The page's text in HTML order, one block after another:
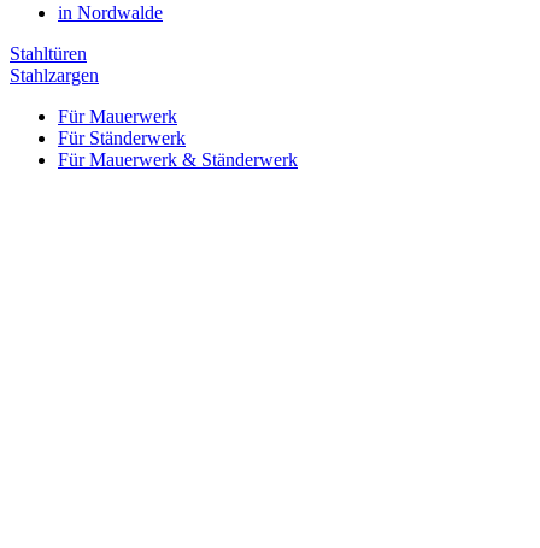
in Nordwalde
Stahltüren
Stahlzargen
Für Mauerwerk
Für Ständerwerk
Für Mauerwerk & Ständerwerk